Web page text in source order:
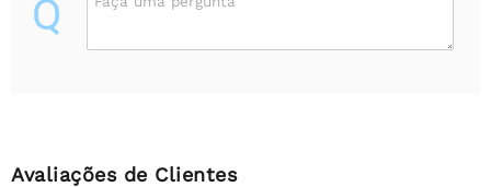
Q
Avaliações de Clientes